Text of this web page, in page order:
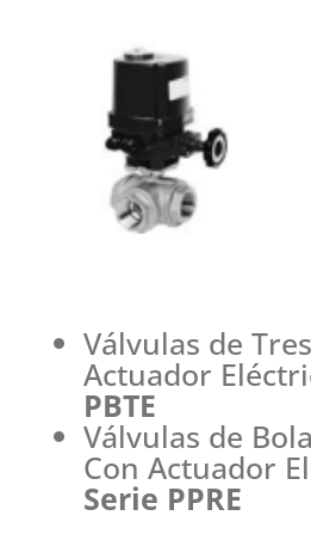
Válvulas de
Actuador
PBTE
Válvulas de
Con Actuador
Serie PPRE